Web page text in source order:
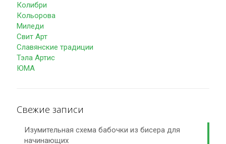
Колибри
Кольорова
Миледи
Свит Арт
Славянские традиции
Тэла Артис
ЮМА
Свежие записи
Изумительная схема бабочки из бисера для
начинающих